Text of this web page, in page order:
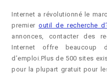
Internet a révolutionné le
premieroutil de recherche
annonces, contacter des
Internet offre beaucoup
d’emploi.Plus de 500 sites
pour la plupart gratuit pour